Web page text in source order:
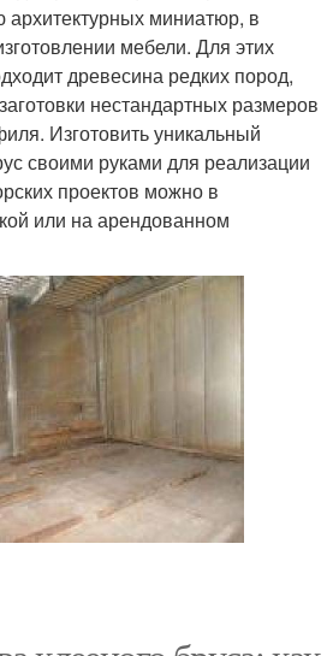
архитектурных миниатюр, в
мебели. Для этих
древесина редких пород,
нестандартных размеров
Изготовить уникальный
своими руками для реализации
проектов можно в
или на арендованном